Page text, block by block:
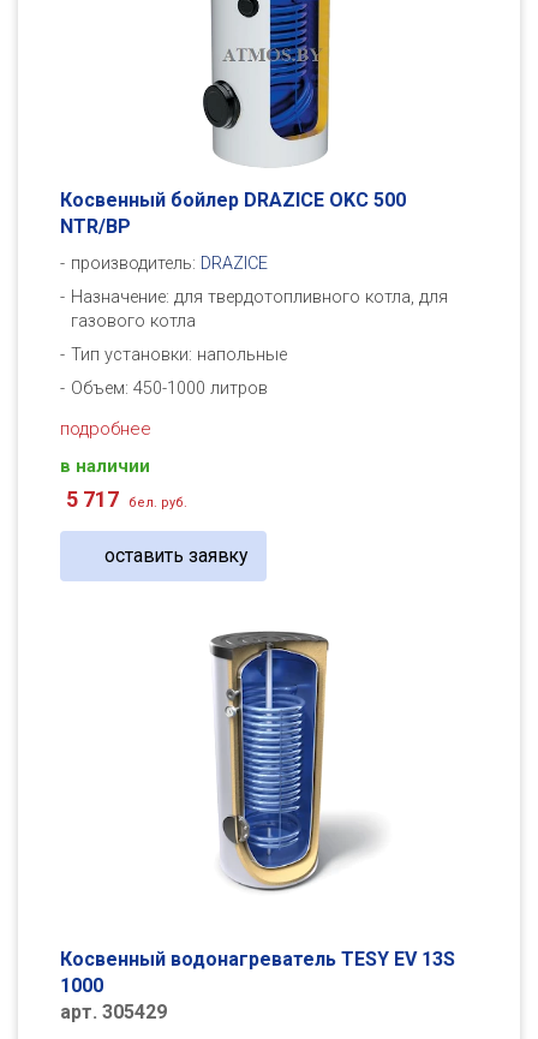
Косвенный бойлер DRAZICE OKC 500
NTR/BP
производитель: DRAZICE
Назначение: для твердотопливного котла, для
газового котла
Тип установки: напольные
Объем: 450-1000 литров
подробнее
в наличии
5 717 бел. руб.
оставить заявку
Косвенный водонагреватель TESY EV 13S
1000
арт. 305429